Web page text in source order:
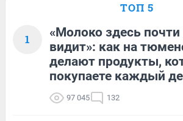
ТОП 5
1
«Молоко здесь почти
видит»: как на
делают продукты,
покупаете каждый
97 045 132